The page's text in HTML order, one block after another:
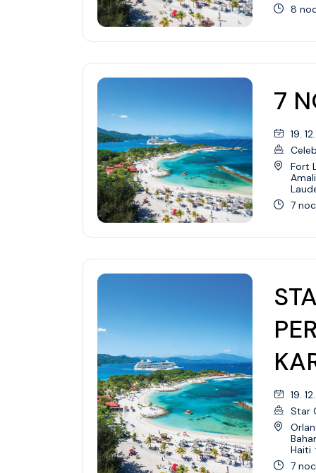
8
7
19.
Fort
7
19.
Star
Haiti
7